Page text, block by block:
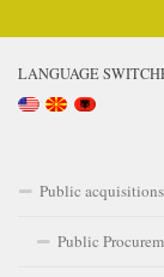
LANGUAGE
Public acquisitions
Public